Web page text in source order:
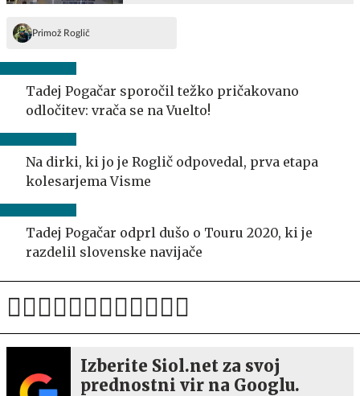
Primož Roglič
Tadej Pogačar sporočil težko pričakovano
odločitev: vrača se na Vuelto!
Na dirki, ki jo je Roglič odpovedal, prva etapa
kolesarjema Visme
Tadej Pogačar odprl dušo o Touru 2020, ki je
razdelil slovenske navijače
Izberite Siol.net za svoj
prednostni vir na Googlu.